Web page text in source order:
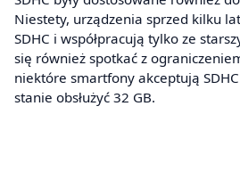
Niestety, urządzenia sprzed kilku
SDHC i współpracują tylko ze
się również spotkać z
niektóre smartfony akceptują
stanie obsłużyć 32 GB.